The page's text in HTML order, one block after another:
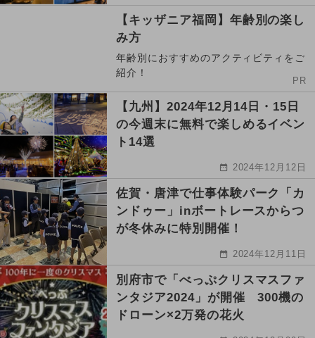
【キッザニア福岡】年齢別の楽し
み方
年齢別におすすめのアクティビティをご
紹介！
PR
【九州】2024年12月14日・15日
の今週末に無料で楽しめるイベン
ト14選
2024年12月12日
佐賀・唐津で仕事体験パーク「カ
ンドゥー」inボートレースからつ
が冬休みに特別開催！
2024年12月11日
別府市で「べっぷクリスマスファ
ンタジア2024」が開催 300機の
ドローン×2万発の花火